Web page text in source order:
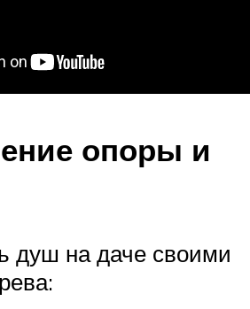
опоры и
душ на даче своими